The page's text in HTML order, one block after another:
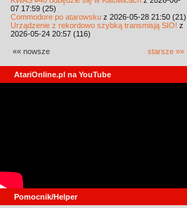
07 17:59 (25)
Commodore po atarowsku z 2026-05-28 21:50 (21)
Urządzenie z rekordowo szybką transmisją SIO! z
2026-05-24 20:57 (116)
«« nowsze starsze »»
AtariOnline.pl na YouTube
Pomocnik/Helper